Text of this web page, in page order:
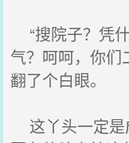
“搜院子？凭
气？呵呵，你们
翻了个白眼。
这丫头一定是